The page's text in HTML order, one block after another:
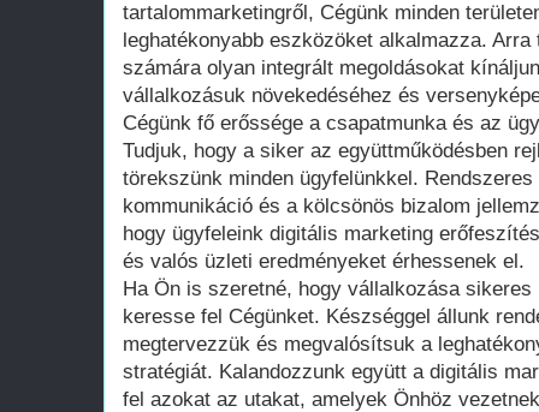
tartalommarketingről, Cégünk minden
leghatékonyabb eszközöket alkalmazza.
számára olyan integrált megoldásokat
vállalkozásuk növekedéséhez és
Cégünk fő erőssége a csapatmunka és az
Tudjuk, hogy a siker az együttműködésben
törekszünk minden ügyfelünkkel.
kommunikáció és a kölcsönös bizalom
hogy ügyfeleink digitális marketing
és valós üzleti eredményeket érhessenek el.
Ha Ön is szeretné, hogy vállalkozása
keresse fel Cégünket. Készséggel állunk
megtervezzük és megvalósítsuk a
stratégiát. Kalandozzunk együtt a digitális
fel azokat az utakat, amelyek Önhöz